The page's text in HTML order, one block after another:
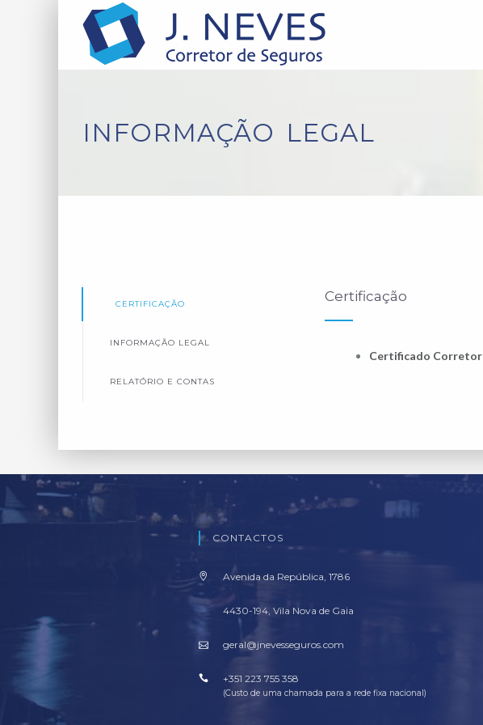
INFORMAÇÃO LEGAL
CERTIFICAÇÃO
INFORMAÇÃO LEGAL
RELATÓRIO E CONTAS
Certificação
Certificado Corretor
CONTACTOS
Avenida da República, 1786
4430-194, Vila Nova de Gaia
geral@jnevesseguros.com
+351 223 755 358
(Custo de uma chamada para a rede fixa nacional)